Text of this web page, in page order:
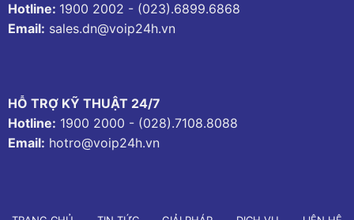
Hotline: 1900 2002 - (023).6899.6868
Email: sales.dn@voip24h.vn
HỖ TRỢ KỸ THUẬT 24/7
Hotline: 1900 2000 - (028).7108.8088
Email: hotro@voip24h.vn